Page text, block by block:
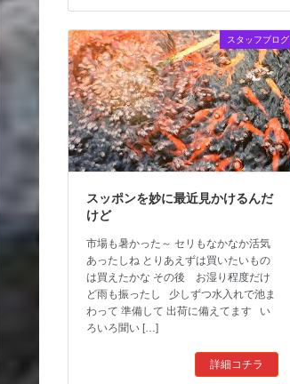
スタッフブログ
スッポンを妙に最近見かけるんだ
けど
市場も暑かった～ セリもなかなか活気
あったしね とりあえずは買いたいもの
は買えたかな その後 お湿り程度だけ
ど雨も振ったし 少しずつ水入れで池ま
わって 準備して 出荷に備えてます い
ろいろ聞い […]
詳細コチラ